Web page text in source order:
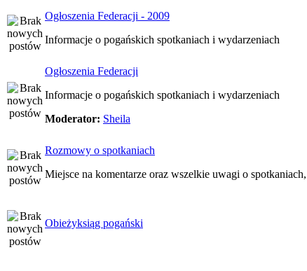
Ogłoszenia Federacji - 2009
Informacje o pogańskich spotkaniach i wydarzeniach
Ogłoszenia Federacji
Informacje o pogańskich spotkaniach i wydarzeniach
Moderator: Sheila
Rozmowy o spotkaniach
Miejsce na komentarze oraz wszelkie uwagi o
Obieżyksiąg pogański